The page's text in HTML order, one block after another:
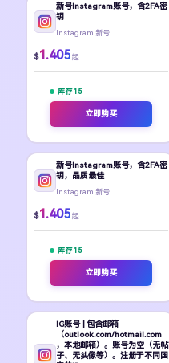
新号Instagram账号，含2FA密
钥
Instagram 新号
$1.405 起
库存 15
立即购买
新号Instagram账号，含2FA密
钥，品质最佳
Instagram 新号
$1.405 起
库存 15
立即购买
IG账号 | 包含邮箱
（outlook.com/hotmail.com
，本地邮箱）。账号为空（无帖
子、无头像等）。注册于不同国